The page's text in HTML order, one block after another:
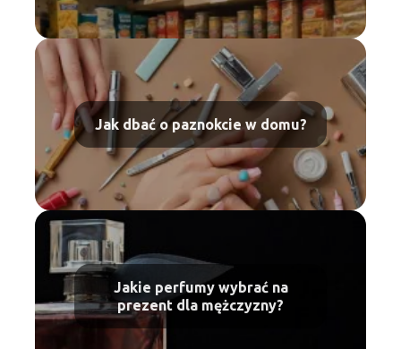
Jak dbać o paznokcie w domu?
Jakie perfumy wybrać na
prezent dla mężczyzny?